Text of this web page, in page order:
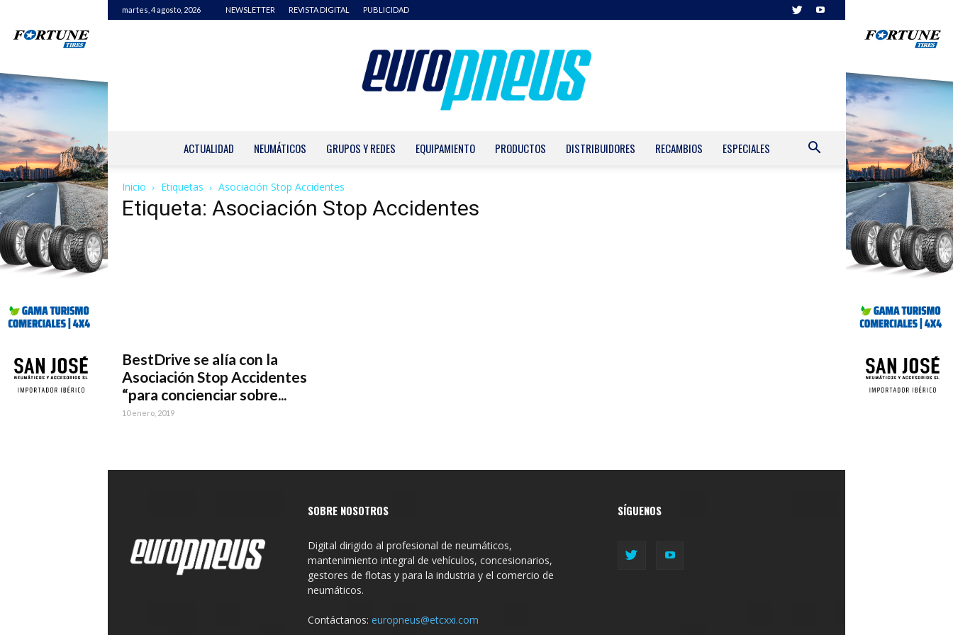
martes, 4 agosto, 2026 NEWSLETTER REVISTA DIGITAL PUBLICIDAD
ACTUALIDAD NEUMÁTICOS GRUPOS Y REDES EQUIPAMIENTO PRODUCTOS DISTRIBUIDORES RECAMBIOS ESPECIALES
Inicio Etiquetas Asociación Stop Accidentes
Etiqueta: Asociación Stop Accidentes
BestDrive se alía con la
Asociación Stop Accidentes
“para concienciar sobre...
10 enero, 2019
SOBRE NOSOTROS
Digital dirigido al profesional de neumáticos,
mantenimiento integral de vehículos, concesionarios,
gestores de flotas y para la industria y el comercio de
neumáticos.
Contáctanos: europneus@etcxxi.com
SÍGUENOS